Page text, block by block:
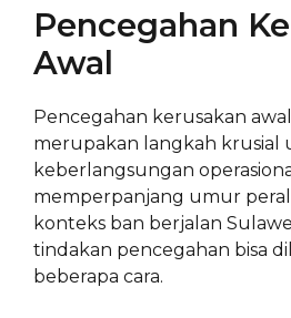
Pencegahan
Awal
Pencegahan kerusakan
merupakan langkah krusial
keberlangsungan
memperpanjang umur
konteks ban berjalan
tindakan pencegahan bisa
beberapa cara.